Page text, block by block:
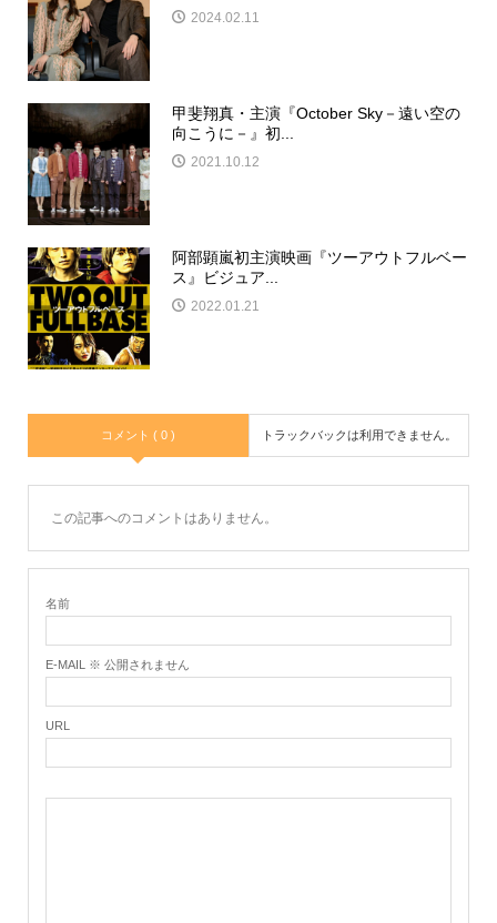
2024.02.11
甲斐翔真・主演『October Sky－遠い空の
向こうに－』初...
2021.10.12
阿部顕嵐初主演映画『ツーアウトフルベー
ス』ビジュア...
2022.01.21
コメント ( 0 ) トラックバックは利用できません。
この記事へのコメントはありません。
名前
E-MAIL ※ 公開されません
URL